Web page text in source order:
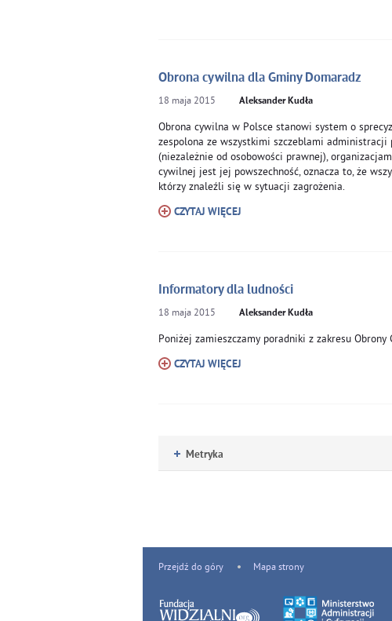
Obrona cywilna dla Gminy Domaradz
18 maja 2015 Aleksander Kudła
Obrona cywilna w Polsce stanowi system o
zespolona ze wszystkimi szczeblami
(niezależnie od osobowości prawnej),
cywilnej jest jej powszechność, oznacza to, że
którzy znaleźli się w sytuacji zagrożenia.
CZYTAJ WIĘCEJ
Informatory dla ludności
18 maja 2015 Aleksander Kudła
Poniżej zamieszczamy poradniki z zakresu Obrony
CZYTAJ WIĘCEJ
Metryka
Przejdź do góry Mapa strony